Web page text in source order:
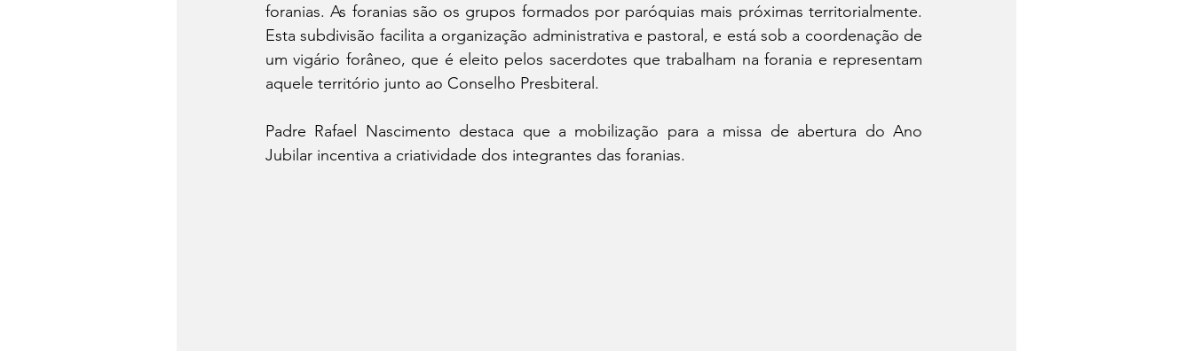
foranias. As foranias são os grupos formados por paróquias mais próximas territorialmente.
Esta subdivisão facilita a organização administrativa e pastoral, e está sob a coordenação de
um vigário forâneo, que é eleito pelos sacerdotes que trabalham na forania e representam
aquele território junto ao Conselho Presbiteral.
Padre Rafael Nascimento destaca que a mobilização para a missa de abertura do Ano
Jubilar incentiva a criatividade dos integrantes das foranias.